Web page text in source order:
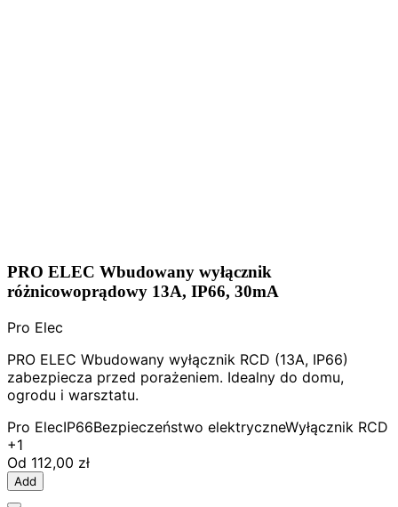
PRO ELEC Wbudowany wyłącznik
różnicowoprądowy 13A, IP66, 30mA
Pro Elec
PRO ELEC Wbudowany wyłącznik RCD (13A, IP66)
zabezpiecza przed porażeniem. Idealny do domu,
ogrodu i warsztatu.
Pro ElecIP66Bezpieczeństwo elektryczneWyłącznik RCD
+1
Od 112,00 zł
Add